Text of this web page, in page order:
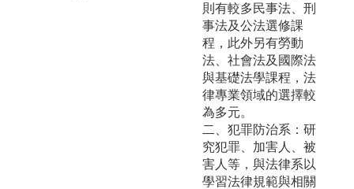
則有較多民事法、刑
事法及公法選修課
程，此外另有勞動
法、社會法及國際法
與基礎法學課程，法
律專業領域的選擇較
為多元。
二、犯罪防治系：研
究犯罪、加害人、被
害人等，與法律系以
學習法律規範與相關